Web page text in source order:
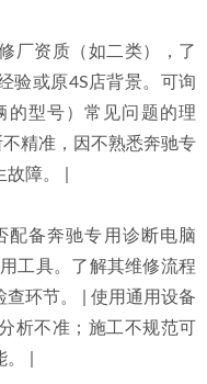
厂资质（如二类），了
验或原4S店背景。可询
的型号）常见问题的理
精准，因不熟悉奔驰专
障。 |
配备奔驰专用诊断电脑
工具。了解其维修流程
环节。 | 使用通用设备
析不准；施工不规范可
|